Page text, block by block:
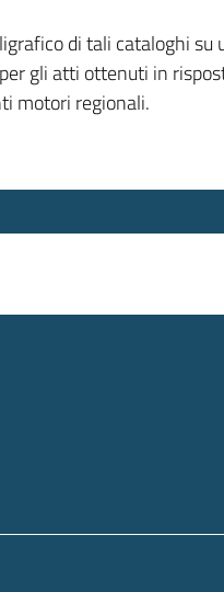
di tali cataloghi
gli atti ottenuti in
motori regionali.